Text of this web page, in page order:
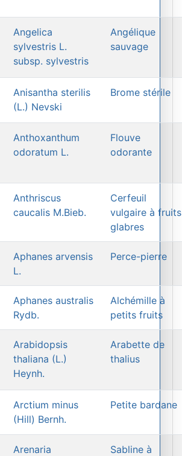
Angelica
sylvestris L.
subsp. sylvestris
Angélique
sauvage
Anisantha sterilis
(L.) Nevski
Brome stérile
Anthoxanthum
odoratum L.
Flouve
odorante
Anthriscus
caucalis M.Bieb.
Cerfeuil
vulgaire à fruits
glabres
Aphanes arvensis
L.
Perce-pierre
Aphanes australis
Rydb.
Alchémille à
petits fruits
Arabidopsis
thaliana (L.)
Heynh.
Arabette de
thalius
Arctium minus
(Hill) Bernh.
Petite bardane
Arenaria
Sabline à